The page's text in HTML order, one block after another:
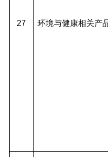
27 环境与健康相关产